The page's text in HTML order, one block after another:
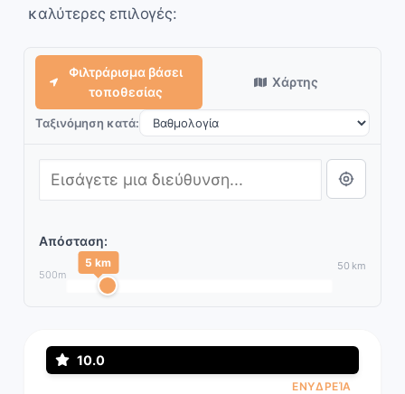
καλύτερες επιλογές:
Φιλτράρισμα βάσει
τοποθεσίας
Χάρτης
Ταξινόμηση κατά:
Απόσταση:
500m
5 km 50 km
10.0
ΕΝΥΔΡΕΊΑ